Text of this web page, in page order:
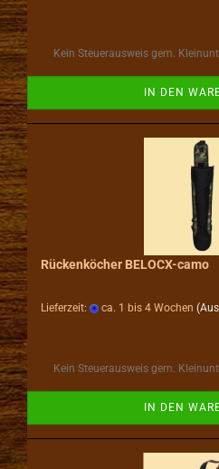
Kein Steuerausweis gem.
IN DEN
Rückenköcher BELOCX-camo
Lieferzeit: ca. 1 bis 4 Wochen
Kein Steuerausweis gem.
IN DEN